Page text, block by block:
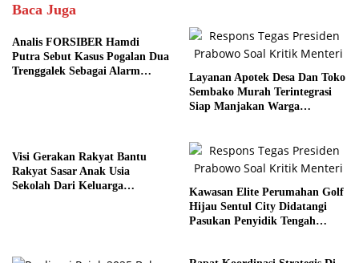
Baca Juga
Analis FORSIBER Hamdi
Putra Sebut Kasus Pogalan Dua
Trenggalek Sebagai Alarm
Layanan Apotek Desa Dan Toko
Sembako Murah Terintegrasi
Siap Manjakan Warga
Visi Gerakan Rakyat Bantu
Rakyat Sasar Anak Usia
Sekolah Dari Keluarga
Kawasan Elite Perumahan Golf
Hijau Sentul City Didatangi
Pasukan Penyidik Tengah